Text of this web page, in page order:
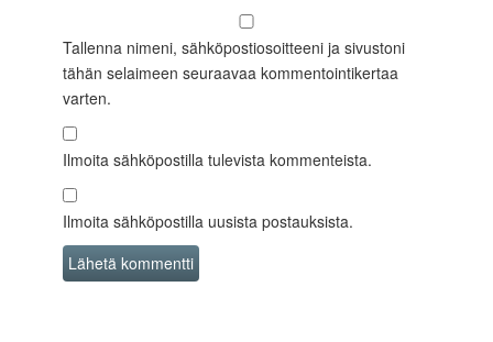
Tallenna nimeni, sähköpostiosoitteeni ja sivustoni
tähän selaimeen seuraavaa kommentointikertaa
varten.
Ilmoita sähköpostilla tulevista kommenteista.
Ilmoita sähköpostilla uusista postauksista.